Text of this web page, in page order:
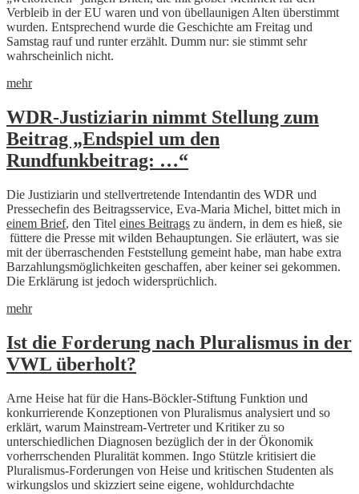
Verbleib in der EU waren und von übellaunigen Alten überstimmt
wurden. Entsprechend wurde die Geschichte am Freitag und
Samstag rauf und runter erzählt. Dumm nur: sie stimmt sehr
wahrscheinlich nicht.
mehr
WDR-Justiziarin nimmt Stellung zum
Beitrag „Endspiel um den
Rundfunkbeitrag: …“
Die Justiziarin und stellvertretende Intendantin des WDR und
Pressechefin des Beitragsservice, Eva-Maria Michel, bittet mich in
einem Brief, den Titel eines Beitrags zu ändern, in dem es hieß, sie
füttere die Presse mit wilden Behauptungen. Sie erläutert, was sie
mit der überraschenden Feststellung gemeint habe, man habe extra
Barzahlungsmöglichkeiten geschaffen, aber keiner sei gekommen.
Die Erklärung ist jedoch widersprüchlich.
mehr
Ist die Forderung nach Pluralismus in der
VWL überholt?
Arne Heise hat für die Hans-Böckler-Stiftung Funktion und
konkurrierende Konzeptionen von Pluralismus analysiert und so
erklärt, warum Mainstream-Vertreter und Kritiker zu so
unterschiedlichen Diagnosen bezüglich der in der Ökonomik
vorherrschenden Pluralität kommen. Ingo Stützle kritisiert die
Pluralismus-Forderungen von Heise und kritischen Studenten als
wirkungslos und skizziert seine eigene, wohldurchdachte